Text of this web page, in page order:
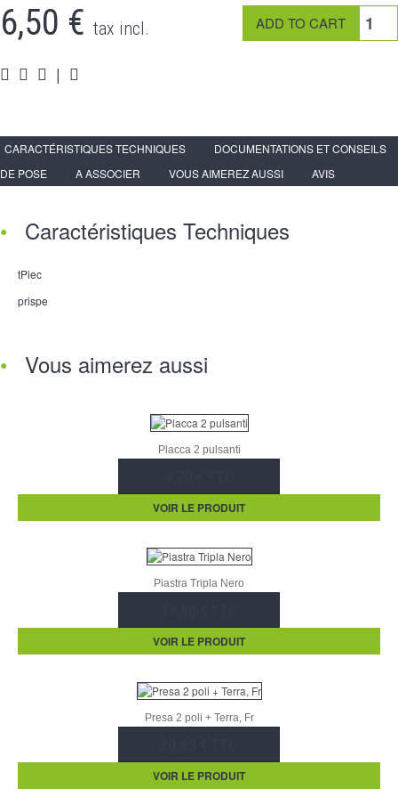
accessori
Pièces
Espace PRO
6,50 € tax incl.
|
CARACTÉRISTIQUES TECHNIQUES
DOCUMENTATIONS ET CONSEILS
DE POSE
A ASSOCIER VOUS AIMEREZ AUSSI AVIS
Caractéristiques Techniques
tPiec
prispe
Vous aimerez aussi
Placca 2 pulsanti
VOIR LE PRODUIT
Piastra Tripla Nero
VOIR LE PRODUIT
Presa 2 poli + Terra, Fr
VOIR LE PRODUIT